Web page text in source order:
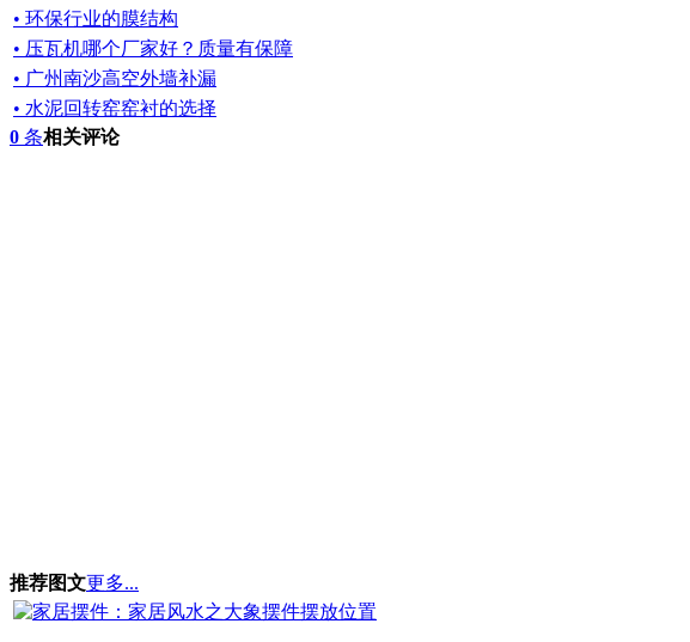
• 环保行业的膜结构
• 压瓦机哪个厂家好？质量有保障
• 广州南沙高空外墙补漏
• 水泥回转窑窑衬的选择
0 条相关评论
推荐图文更多...